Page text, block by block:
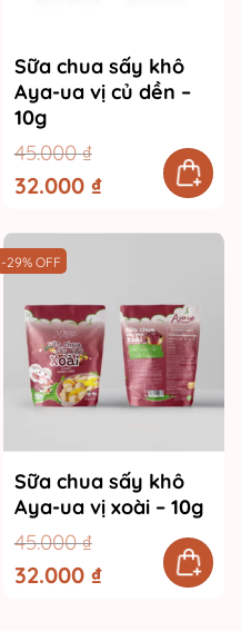
Sữa chua sấy khô
Aya-ua vị củ dền –
10g
45.000₫
Giá
gốc
32.000 ₫Giá
hiện
32.000 ₫.
-29% OFF
Sữa chua sấy khô
Aya-ua vị xoài – 10g
45.000₫
Giá
gốc
32.000 ₫Giá
hiện